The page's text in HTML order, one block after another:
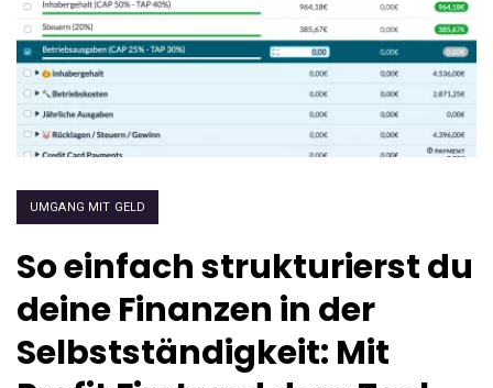
UMGANG MIT GELD
So einfach strukturierst du
deine Finanzen in der
Selbstständigkeit: Mit